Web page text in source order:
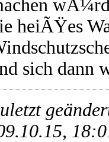
heiÃŸes
sich dann